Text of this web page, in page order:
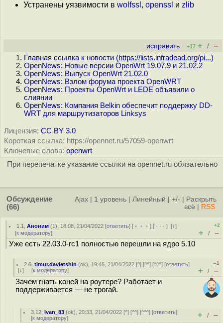
Устранены уязвимости в wolfssl , openssl и zlib
исправить +17 + / –
Главная ссылка к новости (https://lists.infradead.org/pi...)
OpenNews: Новые версии OpenWrt 19.07.9 и 21.02.2
OpenNews: Выпуск OpenWrt 21.02.0
OpenNews: Взлом форума проекта OpenWRT
OpenNews: Проекты OpenWrt и LEDE объявили о
слиянии
OpenNews: Компания Belkin обеспечит поддержку DD-
WRT для маршрутизаторов Linksys
Лицензия: CC BY 3.0
Короткая ссылка: https://opennet.ru/57059-openwrt
Ключевые слова: openwrt
При перепечатке указание ссылки на opennet.ru обязательно
Обсуждение
(66)
Ajax 1 уровень Линейный +/-
Раскрыть
всё
RSS
1.1 ,Аноним (1), 18:08, 21/04/2022 [ответить] [ ﹢﹢﹢] [ · · ·][↓]
[к модератору]
+2
+ / –
Уже есть 22.03.0-rc1 полностью перешли на ядро 5.10
2.6 ,timur.davletshin (ok), 19:46, 21/04/2022 [^] [^^] [^^^] [ответить]
[↓] [к модератору]
–1
+ / –
Зачем гнать коней на роутере? Работает и
поддерживается — не трогай.
3.12 ,Ivan_83 (ok), 20:33, 21/04/2022 [^] [^^] [^^^] [ответить]
[к модератору] + / –